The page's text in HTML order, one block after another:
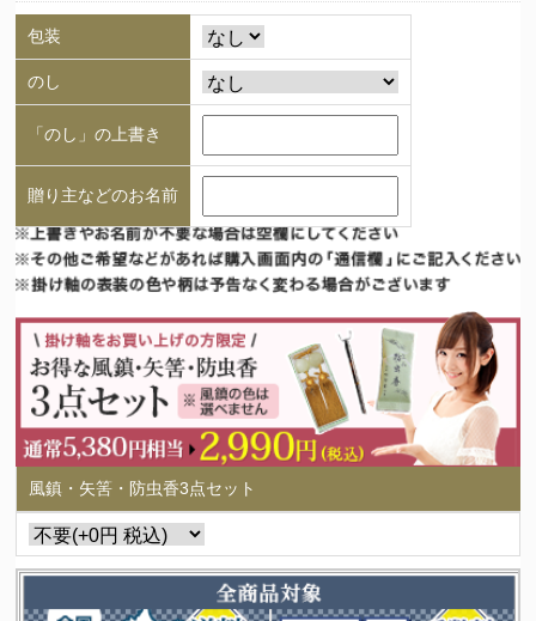
包装
のし
「のし」の上書き
贈り主などのお名前
風鎮・矢筈・防虫香3点セット